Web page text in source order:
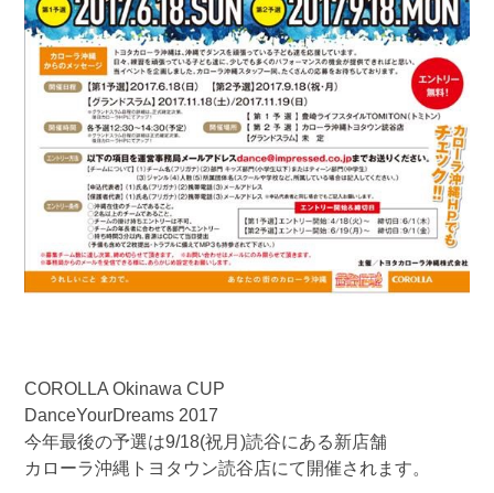
COROLLA Okinawa CUP
DanceYourDreams 2017
今年最後の予選は9/18(祝月)読谷にある新店舗
カローラ沖縄トヨタウン読谷店にて開催されます。